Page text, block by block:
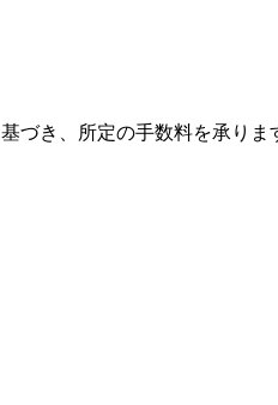
づき、所定の手数料を承りま